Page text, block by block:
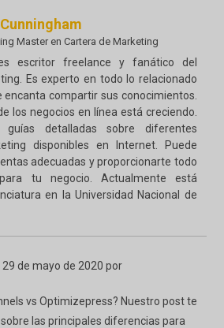
Master enCartera de Marketing
escritor freelance y fanático del
Es experto en todo lo relacionado
encanta compartir sus conocimientos.
los negocios en línea está creciendo.
detalladas sobre diferentes
disponibles en Internet. Puede
adecuadas y proporcionarte todo
tu negocio. Actualmente está
en la Universidad Nacional de
de mayo de 2020 por
vs Optimizepress? Nuestro post te
las principales diferencias para